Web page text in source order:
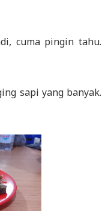
cuma pingin tahu.
sapi yang banyak.